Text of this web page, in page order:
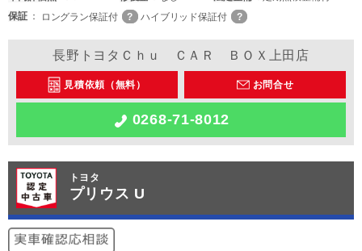
保証
ロングラン保証付 ハイブリッド保証付
長野トヨタＣｈｕ ＣＡＲ ＢＯＸ上田店
見積依頼（無料） お問合せ
0268-71-8012
トヨタ
プリウス U